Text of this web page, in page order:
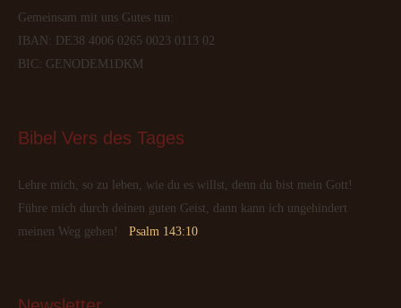
Gemeinsam mit uns Gutes tun:
IBAN: DE38 4006 0265 0023 0113 02
BIC: GENODEM1DKM
Bibel Vers des Tages
Lehre mich, so zu leben, wie du es willst, denn du bist mein Gott!
Führe mich durch deinen guten Geist, dann kann ich ungehindert
meinen Weg gehen!
Psalm 143:10